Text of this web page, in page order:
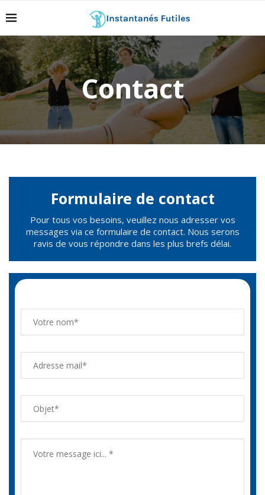
Contact
Formulaire de contact
Pour tous vos besoins, veuillez nous adresser vos
messages via ce formulaire de contact. Nous serons
ravis de vous répondre dans les plus brefs délai.